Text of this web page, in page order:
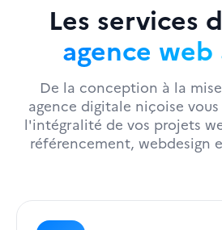
Les services
agence web
De la conception à la
agence digitale niçoise
l'intégralité de vos projets
référencement, webdesign